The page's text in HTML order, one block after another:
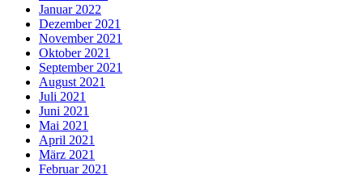
Januar 2022
Dezember 2021
November 2021
Oktober 2021
September 2021
August 2021
Juli 2021
Juni 2021
Mai 2021
April 2021
März 2021
Februar 2021